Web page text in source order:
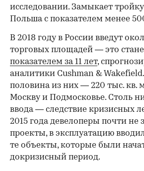
исследовании. Замыкает
Польша с показателем менее
В 2018 году в России введут
торговых площадей — это
показателем за 11 лет,
аналитики Cushman &
половина из них — 220 тыс. кв.
Москву и Подмосковье. Столь
ввода — следствие кризисных
2015 года девелоперы почти не
проекты, в эксплуатацию
те объекты, которые были
докризисный период.